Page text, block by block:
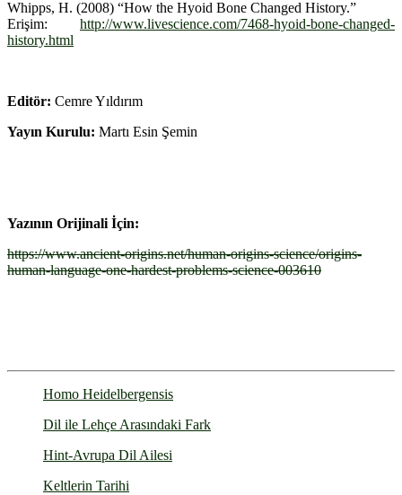
Whipps, H. (2008) “How the Hyoid Bone Changed History.”
Erişim: http://www.livescience.com/7468-hyoid-bone-changed-
history.html
Editör: Cemre Yıldırım
Yayın Kurulu: Martı Esin Şemin
Yazının Orijinali İçin:
https://www.ancient-origins.net/human-origins-science/origins-
human-language-one-hardest-problems-science-003610
Homo Heidelbergensis
Dil ile Lehçe Arasındaki Fark
Hint-Avrupa Dil Ailesi
Keltlerin Tarihi